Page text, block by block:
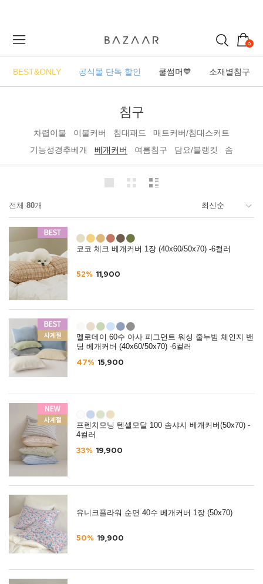
0
BEST&ONLY 공식몰 단독 할인 쿨썸머💙 소재별침구
침구
차렵이불 이불커버 침대패드
매트커버/침대스커트
기능성경추베개
베개커버 여름침구 담요/블랭킷 솜
전체 80개
코코 체크 베개커버 1장 (40x60/50x70) -6컬러
52% 11,900
멜로데이 60수 아사 피그먼트 워싱 줄누빔 체인지 밴
딩 베개커버 (40x60/50x70) -6컬러
47% 15,900
프렌치모닝 텐셀모달 100 솜샤시 베개커버(50x70) -
4컬러
33% 19,900
유니크플라워 순면 40수 베개커버 1장 (50x70)
50% 19,900